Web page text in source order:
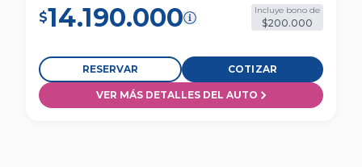
$14.190.000 Incluye bono de
$200.000
RESERVAR COTIZAR
VER MÁS DETALLES DEL AUTO